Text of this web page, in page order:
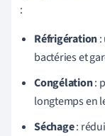
:
Réfrigération
bactéries et
Congélation:
longtemps en
Séchage: